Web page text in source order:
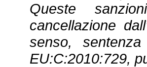
Queste
cancellazione
senso,
EU:C:2010:729,